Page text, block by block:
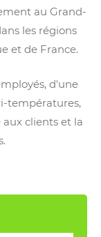
au Grand-
les régions
et de France.
d'une
températures,
aux clients et la